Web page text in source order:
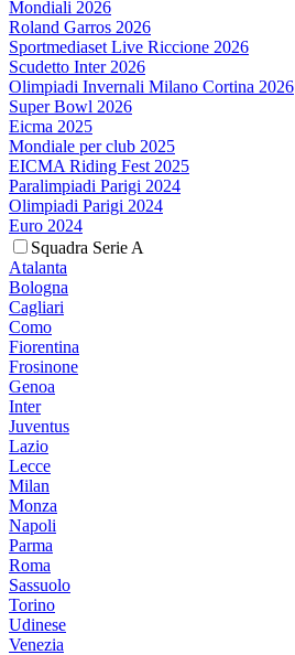
Mondiali 2026
Roland Garros 2026
Sportmediaset Live Riccione 2026
Scudetto Inter 2026
Olimpiadi Invernali Milano Cortina 2026
Super Bowl 2026
Eicma 2025
Mondiale per club 2025
EICMA Riding Fest 2025
Paralimpiadi Parigi 2024
Olimpiadi Parigi 2024
Euro 2024
Squadra Serie A
Atalanta
Bologna
Cagliari
Como
Fiorentina
Frosinone
Genoa
Inter
Juventus
Lazio
Lecce
Milan
Monza
Napoli
Parma
Roma
Sassuolo
Torino
Udinese
Venezia